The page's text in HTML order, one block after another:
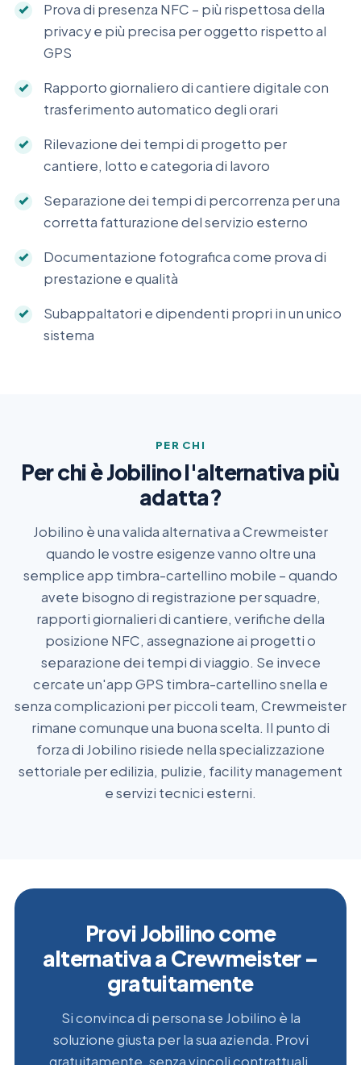
Prova di presenza NFC – più rispettosa della
privacy e più precisa per oggetto rispetto al
GPS
Rapporto giornaliero di cantiere digitale con
trasferimento automatico degli orari
Rilevazione dei tempi di progetto per
cantiere, lotto e categoria di lavoro
Separazione dei tempi di percorrenza per una
corretta fatturazione del servizio esterno
Documentazione fotografica come prova di
prestazione e qualità
Subappaltatori e dipendenti propri in un unico
sistema
PER CHI
Per chi è Jobilino l'alternativa più
adatta?
Jobilino è una valida alternativa a Crewmeister
quando le vostre esigenze vanno oltre una
semplice app timbra-cartellino mobile – quando
avete bisogno di registrazione per squadre,
rapporti giornalieri di cantiere, verifiche della
posizione NFC, assegnazione ai progetti o
separazione dei tempi di viaggio. Se invece
cercate un'app GPS timbra-cartellino snella e
senza complicazioni per piccoli team, Crewmeister
rimane comunque una buona scelta. Il punto di
forza di Jobilino risiede nella specializzazione
settoriale per edilizia, pulizie, facility management
e servizi tecnici esterni.
Provi Jobilino come
alternativa a Crewmeister –
gratuitamente
Si convinca di persona se Jobilino è la
soluzione giusta per la sua azienda. Provi
gratuitamente, senza vincoli contrattuali.